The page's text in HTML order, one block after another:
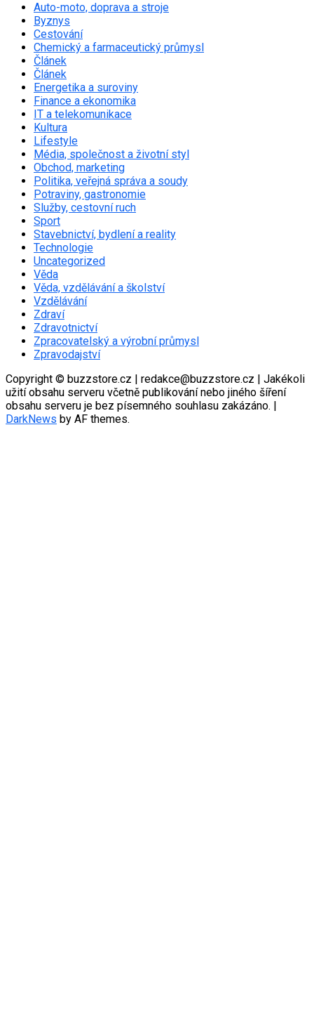
Auto-moto, doprava a stroje
Byznys
Cestování
Chemický a farmaceutický průmysl
Článek
Článek
Energetika a suroviny
Finance a ekonomika
IT a telekomunikace
Kultura
Lifestyle
Média, společnost a životní styl
Obchod, marketing
Politika, veřejná správa a soudy
Potraviny, gastronomie
Služby, cestovní ruch
Sport
Stavebnictví, bydlení a reality
Technologie
Uncategorized
Věda
Věda, vzdělávání a školství
Vzdělávání
Zdraví
Zdravotnictví
Zpracovatelský a výrobní průmysl
Zpravodajství
Copyright © buzzstore.cz | redakce@buzzstore.cz | Jakékoli
užití obsahu serveru včetně publikování nebo jiného šíření
obsahu serveru je bez písemného souhlasu zakázáno.
DarkNews by AF themes.